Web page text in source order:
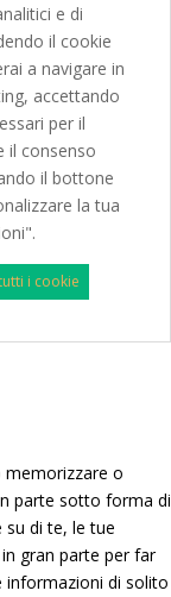
e di
il cookie
a navigare in
accettando
per il
il consenso
il bottone
la tua
i cookie
memorizzare o
parte sotto forma di
di te, le tue
gran parte per far
informazioni di solito